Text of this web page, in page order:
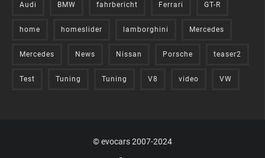
Audi BMW fahrbericht Ferrari GT-R
home homeslider lamborghini Mercedes
Mercedes News Nissan Porsche teaser2
Test Tuning Tuning V8 video VW
© evocars 2007-2024